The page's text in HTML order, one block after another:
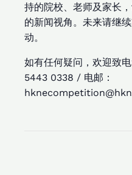
持的院校、老师及家长
的新闻视角。未来请继
动。
如有任何疑问，欢迎致
5443 0338 / 电邮：